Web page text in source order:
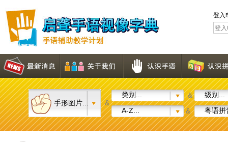
登入
手形图片... &
类别... &
级别...
A-Z...
& 粤语拼